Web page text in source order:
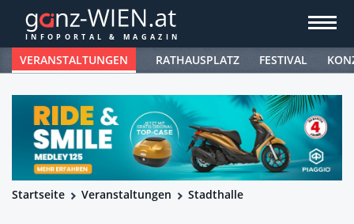
VERANSTALTUNGEN RATHAUSPLATZ FESTIVAL
Startseite Veranstaltungen Stadthalle